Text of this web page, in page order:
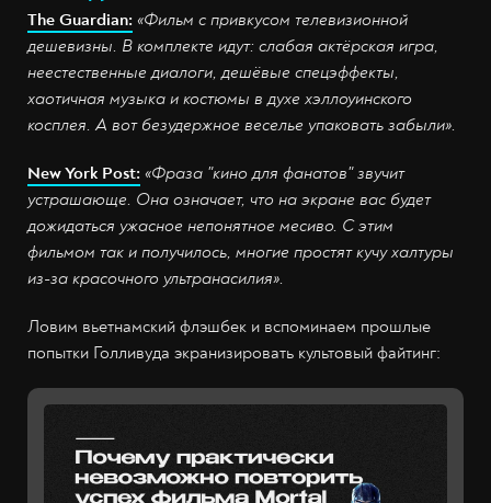
The Guardian: «Фильм с привкусом телевизионной
дешевизны. В комплекте идут: слабая актёрская игра,
неестественные диалоги, дешёвые спецэффекты,
хаотичная музыка и костюмы в духе хэллоуинского
косплея. А вот безудержное веселье упаковать забыли».
New York Post: «Фраза "кино для фанатов" звучит
устрашающе. Она означает, что на экране вас будет
дожидаться ужасное непонятное месиво. С этим
фильмом так и получилось, многие простят кучу халтуры
из-за красочного ультранасилия».
Ловим вьетнамский флэшбек и вспоминаем прошлые
попытки Голливуда экранизировать культовый файтинг: